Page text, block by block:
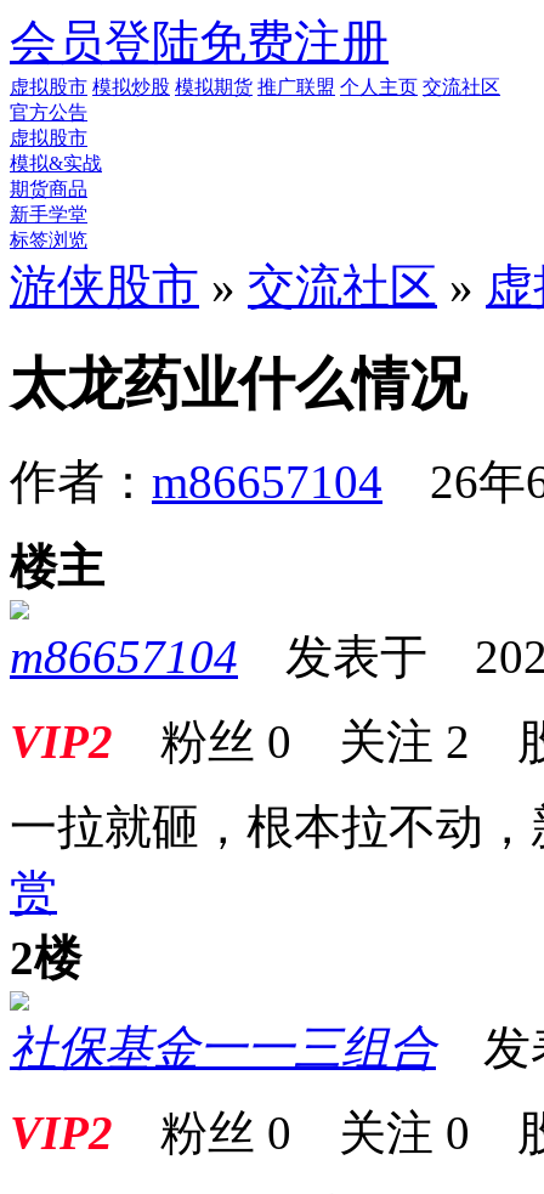
会员登陆免费注册
虚拟股市 模拟炒股 模拟期货 推广联盟 个人主页 交流社区
官方公告
虚拟股市
模拟&实战
期货商品
新手学堂
标签浏览
游侠股市 » 交流社区 »
太龙药业什么情况
作者： m86657104 26年
楼主
m86657104 发表于
VIP2 粉丝 0 关注 2
一拉就砸，根本拉不动
赏
2楼
社保基金一一三组合发
VIP2 粉丝 0 关注 0